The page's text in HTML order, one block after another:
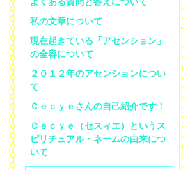
私の文章について
現在起きている「アセンション」
の全容について
２０１２年のアセンションについ
て
Ｃｅｃｙｅさんの自己紹介です！
Ｃｅｃｙｅ（セスィエ）というス
ピリチュアル・ネームの由来につ
いて